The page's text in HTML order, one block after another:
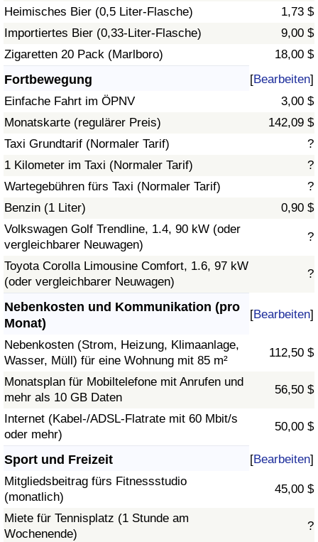
Heimisches Bier (0,5 Liter-Flasche)
1,73 $
Importiertes Bier (0,33-Liter-Flasche)
9,00 $
Zigaretten 20 Pack (Marlboro)
18,00 $
Fortbewegung [Bearbeiten]
Einfache Fahrt im ÖPNV
3,00 $
Monatskarte (regulärer Preis)
142,09 $
Taxi Grundtarif (Normaler Tarif)
?
1 Kilometer im Taxi (Normaler Tarif)
?
Wartegebühren fürs Taxi (Normaler Tarif)
?
Benzin (1 Liter)
0,90 $
Volkswagen Golf Trendline, 1.4, 90 kW (oder
vergleichbarer Neuwagen)
?
Toyota Corolla Limousine Comfort, 1.6, 97 kW
(oder vergleichbarer Neuwagen)
?
Nebenkosten und Kommunikation (pro
Monat)
[Bearbeiten]
Nebenkosten (Strom, Heizung, Klimaanlage,
Wasser, Müll) für eine Wohnung mit 85 m²
112,50 $
Monatsplan für Mobiltelefone mit Anrufen und
mehr als 10 GB Daten
56,50 $
Internet (Kabel-/ADSL-Flatrate mit 60 Mbit/s
oder mehr)
50,00 $
Sport und Freizeit [Bearbeiten]
Mitgliedsbeitrag fürs Fitnessstudio
(monatlich)
45,00 $
Miete für Tennisplatz (1 Stunde am
Wochenende)
?
Verkehrs-Index (aktuell)
Verkehrs-Index nach Land